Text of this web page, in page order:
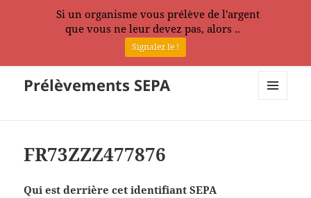
Prélèvements SEPA
FR73ZZZ477876
Qui est derrière cet identifiant SEPA
Si un organisme vous prélève de l'argent
que vous ne leur devez pas, alors ..
Signalez le !